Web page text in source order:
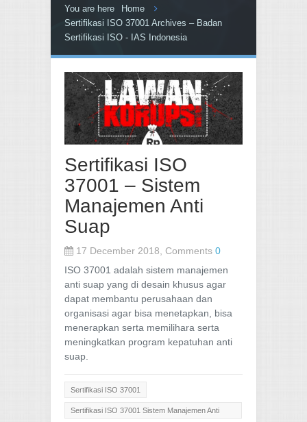
You are here
Home
Sertifikasi ISO 37001 Archives – Badan
Sertifikasi ISO - IAS Indonesia
Sertifikasi ISO
37001 – Sistem
Manajemen Anti
Suap
17 December 2018, Comments 0
ISO 37001 adalah sistem manajemen
anti suap yang di desain khusus agar
dapat membantu perusahaan dan
organisasi agar bisa menetapkan, bisa
menerapkan serta memilihara serta
meningkatkan program kepatuhan anti
suap.
Sertifikasi ISO 37001
Sertifikasi ISO 37001 Sistem Manajemen Anti